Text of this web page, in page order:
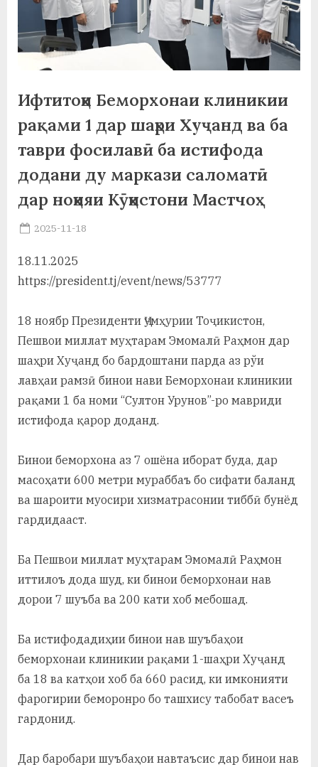
а
н
о
м
и
Н
о
с
у
с
р
а
Ифтитоҳи Беморхонаи клиникии
рақами 1 дар шаҳри Хуҷанд ва ба
таври фосилавӣ ба истифода
додани ду маркази саломатӣ
дар ноҳияи Кӯҳистони Мастчоҳ
Posted
2025-11-18
18.11.2025
https://president.tj/event/news/53777
18 ноябр Президенти Ҷумҳурии Тоҷикистон,
Пешвои миллат муҳтарам Эмомалӣ Раҳмон дар
шаҳри Хуҷанд бо бардоштани парда аз рўи
лавҳаи рамзӣ бинои нави Беморхонаи клиникии
рақами 1 ба номи “Султон Урунов”-ро мавриди
истифода қарор доданд.
Бинои беморхона аз 7 ошёна иборат буда, дар
масоҳати 600 метри мураббаъ бо сифати баланд
ва шароити муосири хизматрасонии тиббӣ бунёд
гардидааст.
Ба Пешвои миллат муҳтарам Эмомалӣ Раҳмон
иттилоъ дода шуд, ки бинои беморхонаи нав
дорои 7 шуъба ва 200 кати хоб мебошад.
Ба истифодадиҳии бинои нав шуъбаҳои
беморхонаи клиникии рақами 1-шаҳри Хуҷанд
ба 18 ва катҳои хоб ба 660 расид, ки имконияти
фарогирии беморонро бо ташхису табобат васеъ
гардонид.
Дар баробари шуъбаҳои навтаъсис дар бинои нав